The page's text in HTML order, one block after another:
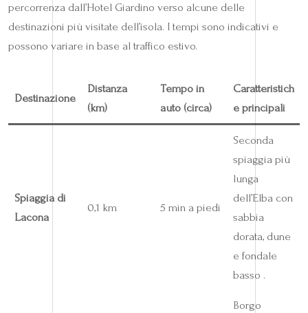
percorrenza dall’Hotel Giardino verso alcune delle
destinazioni più visitate dell’isola. I tempi sono indicativi e
possono variare in base al traffico estivo.
Destinazione
Distanza
(km)
Tempo in
auto (circa)
Caratteristich
e principali
Spiaggia di
Lacona
0,1 km 5 min a piedi
Seconda
spiaggia più
lunga
dell’Elba con
sabbia
dorata, dune
e fondale
basso .
Borgo